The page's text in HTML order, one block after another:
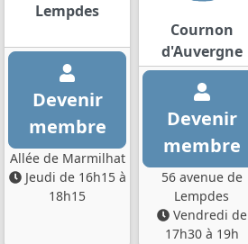
Lempdes
Devenir
membre
Allée de Marmilhat
Jeudi de 16h15 à
18h15
Cournon
d'Auvergne
Devenir
membre
56 avenue de
Lempdes
Vendredi de
17h30 à 19h